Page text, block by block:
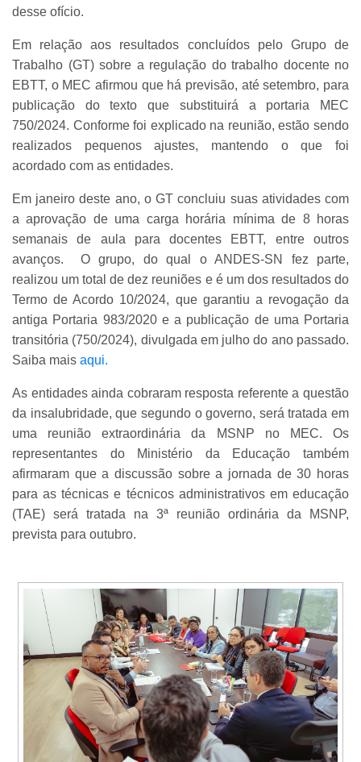
desse ofício.
Em relação aos resultados concluídos pelo Grupo de
Trabalho (GT) sobre a regulação do trabalho docente no
EBTT, o MEC afirmou que há previsão, até setembro, para
publicação do texto que substituirá a portaria MEC
750/2024. Conforme foi explicado na reunião, estão sendo
realizados pequenos ajustes, mantendo o que foi
acordado com as entidades.
Em janeiro deste ano, o GT concluiu suas atividades com
a aprovação de uma carga horária mínima de 8 horas
semanais de aula para docentes EBTT, entre outros
avanços. O grupo, do qual o ANDES-SN fez parte,
realizou um total de dez reuniões e é um dos resultados do
Termo de Acordo 10/2024, que garantiu a revogação da
antiga Portaria 983/2020 e a publicação de uma Portaria
transitória (750/2024), divulgada em julho do ano passado.
Saiba mais aqui.
As entidades ainda cobraram resposta referente a questão
da insalubridade, que segundo o governo, será tratada em
uma reunião extraordinária da MSNP no MEC. Os
representantes do Ministério da Educação também
afirmaram que a discussão sobre a jornada de 30 horas
para as técnicas e técnicos administrativos em educação
(TAE) será tratada na 3ª reunião ordinária da MSNP,
prevista para outubro.